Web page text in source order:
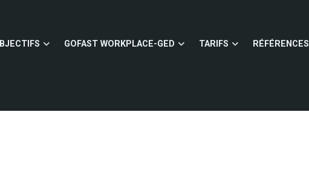
GOFAST WORKPLACE-GED TARIFS RÉFÉRENCES